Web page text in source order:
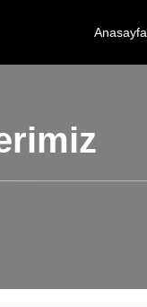
Anasayfa